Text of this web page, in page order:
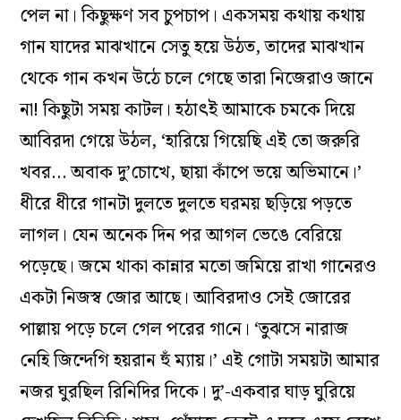
পেল না। কিছুক্ষণ সব চুপচাপ। একসময় কথায় কথায়
গান যাদের মাঝখানে সেতু হয়ে উঠত, তাদের মাঝখান
থেকে গান কখন উঠে চলে গেছে তারা নিজেরাও জানে
না! কিছুটা সময় কাটল। হঠাৎই আমাকে চমকে দিয়ে
আবিরদা গেয়ে উঠল, ‘হারিয়ে গিয়েছি এই তো জরুরি
খবর… অবাক দু’চোখে, ছায়া কাঁপে ভয়ে অভিমানে।’
ধীরে ধীরে গানটা দুলতে দুলতে ঘরময় ছড়িয়ে পড়তে
লাগল। যেন অনেক দিন পর আগল ভেঙে বেরিয়ে
পড়েছে। জমে থাকা কান্নার মতো জমিয়ে রাখা গানেরও
একটা ‌নিজস্ব জোর আছে। আবিরদাও সেই জোরের
পাল্লায় পড়ে চলে গেল পরের গা‌নে। ‘তুঝসে নারাজ
নেহি জিন্দেগি হয়রান হুঁ ম্যায়।’ এই গোটা সময়টা আমার
নজর ঘুরছিল রিনিদির দিকে। দু’-একবার ঘাড় ঘুরিয়ে